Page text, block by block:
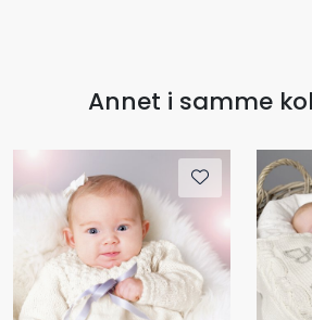
Annet i samme